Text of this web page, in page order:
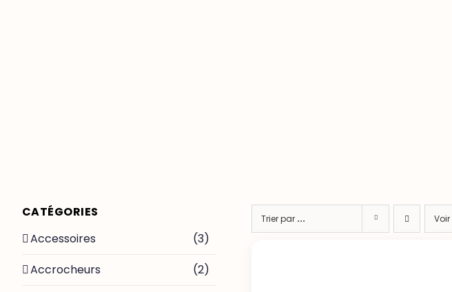
CATÉGORIES
Accessoires
(3)
Accrocheurs
(2)
Trier par ... Voir